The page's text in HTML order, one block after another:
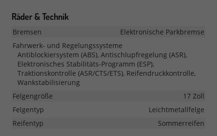
Räder & Technik
Bremsen
Elektronische Parkbremse
Fahrwerk- und Regelungssysteme
Antiblockiersystem (ABS), Antischlupfregelung (ASR),
Elektronisches Stabilitäts-Programm (ESP),
Traktionskontrolle (ASR/CTS/ETS), Reifendruckkontrolle,
Wankstabilisierung
Felgengröße
17 Zoll
Felgentyp
Leichtmetallfelge
Reifentyp
Sommerreifen